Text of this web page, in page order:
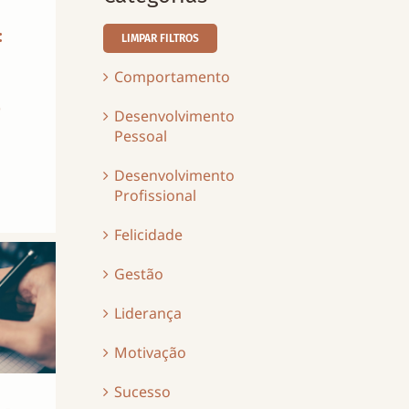
LIMPAR FILTROS
Comportamento
Desenvolvimento
Pessoal
Desenvolvimento
Profissional
Felicidade
Gestão
Liderança
Motivação
Sucesso